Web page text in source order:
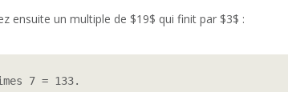
ensuite un multiple de $19$ qui finit par $3$ :
7 = 133.